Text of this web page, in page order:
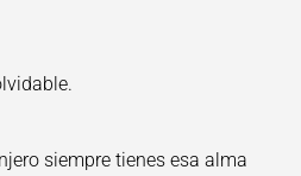
siempre tienes esa alma